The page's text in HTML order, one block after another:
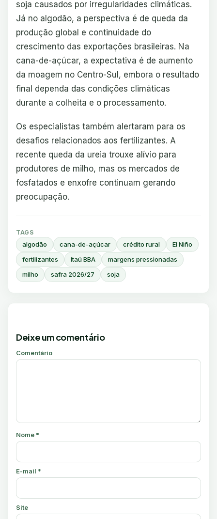
soja causados por irregularidades climáticas.
Já no algodão, a perspectiva é de queda da
produção global e continuidade do
crescimento das exportações brasileiras. Na
cana-de-açúcar, a expectativa é de aumento
da moagem no Centro-Sul, embora o resultado
final dependa das condições climáticas
durante a colheita e o processamento.
Os especialistas também alertaram para os
desafios relacionados aos fertilizantes. A
recente queda da ureia trouxe alívio para
produtores de milho, mas os mercados de
fosfatados e enxofre continuam gerando
preocupação.
TAGS
algodão cana-de-açúcar crédito rural
El Niño
fertilizantes
Itaú BBA
margens pressionadas
milho
safra 2026/27 soja
Deixe um comentário
Comentário
Nome *
E-mail *
Site